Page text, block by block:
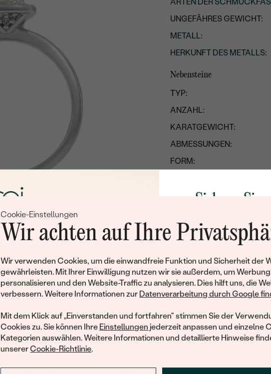
Cookie-Einstellungen
Wir achten auf Ihre
Wir verwenden Cookies, um die einwandfreie Funktion und Sicherheit der
gewährleisten. Mit Ihrer Einwilligung nutzen wir sie außerdem, um Werbung
personalisieren und den Website-Traffic zu analysieren. Dies hilft uns, die
verbessern. Weitere Informationen zur Datenverarbeitung durch Google
Mit dem Klick auf „Einverstanden und fortfahren" stimmen Sie der
Cookies zu. Sie können Ihre Einstellungen jederzeit anpassen und einzelne
Kategorien auswählen. Weitere Informationen und detaillierte Hinweise
unsererCookie-Richtlinie.
UNGEFÄHRES GEWICHT:
METALL:
HERKUNFT DES METALLS:
Nebensteine
TYP:
ANZAHL:
KARATGEWICHT:
ABMESSUNGEN:
FORM:
FARBE:Sichern Sie
Rabatt auf
Werden Sie Teil
und entdecken Sie die
gefertigten Schmucks
Ihren ersten